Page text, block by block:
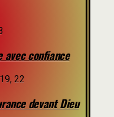
avec confiance
22
devant Dieu